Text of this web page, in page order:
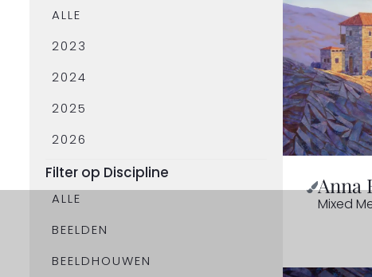
2023
2024
2025
2026
ALLE
Filter op Discipline
BEELDEN
BEELDHOUWEN
ALLE
Anna
Mixed